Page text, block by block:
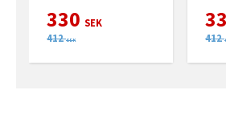
330 SEK
412 SEK
412